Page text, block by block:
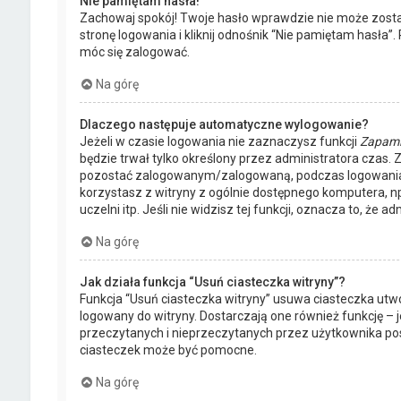
Zachowaj spokój! Twoje hasło wprawdzie nie może
stronę logowania i kliknij odnośnik “Nie pamiętam
móc się zalogować.
Na górę
Dlaczego następuje automatyczne wylogowanie?
Jeżeli w czasie logowania nie zaznaczysz funkcji
będzie trwał tylko określony przez administratora czas.
pozostać zalogowanym/zalogowaną, podczas
korzystasz z witryny z ogólnie dostępnego komputera,
uczelni itp. Jeśli nie widzisz tej funkcji, oznacza to, że
Na górę
Jak działa funkcja “Usuń ciasteczka witryny”?
Funkcja “Usuń ciasteczka witryny” usuwa ciasteczka
logowany do witryny. Dostarczają one również funkcję
przeczytanych i nieprzeczytanych przez użytkownika
ciasteczek może być pomocne.
Na górę